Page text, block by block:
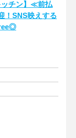
ッチン】≪前払
！SNS映えする